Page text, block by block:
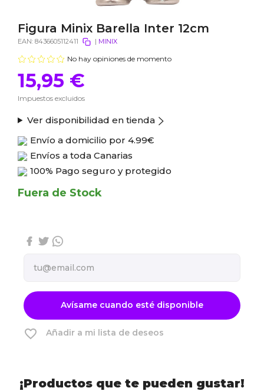
Figura Minix Barella Inter 12cm
EAN: 8436605112411 | MINIX
No hay opiniones de momento
15,95 €
Impuestos excluidos
Ver disponibilidad en tienda
Envío a domicilio por 4.99€
Envíos a toda Canarias
100% Pago seguro y protegido
Fuera de Stock
Avísame cuando esté disponible
favorite_border Añadir a mi lista de deseos
¡Productos que te pueden gustar!